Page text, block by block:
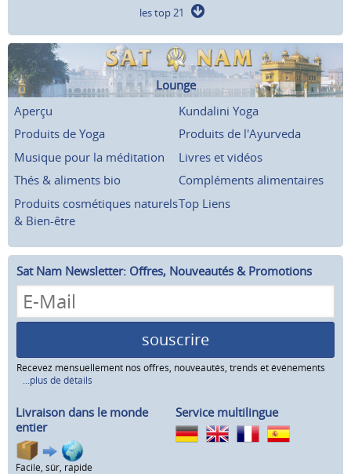
les top 21
Lounge
Aperçu
Kundalini Yoga
Produits de Yoga
Produits de l'Ayurveda
Musique pour la méditation
Livres et vidéos
Thés & aliments bio
Compléments alimentaires
Produits cosmétiques naturels
& Bien-être
Top Liens
Sat Nam Newsletter: Offres, Nouveautés & Promotions
souscrire
Recevez mensuellement nos offres, nouveautés, trends et événements
...plus de détails
Livraison dans le monde
entier
Facile, sûr, rapide
Service multilingue